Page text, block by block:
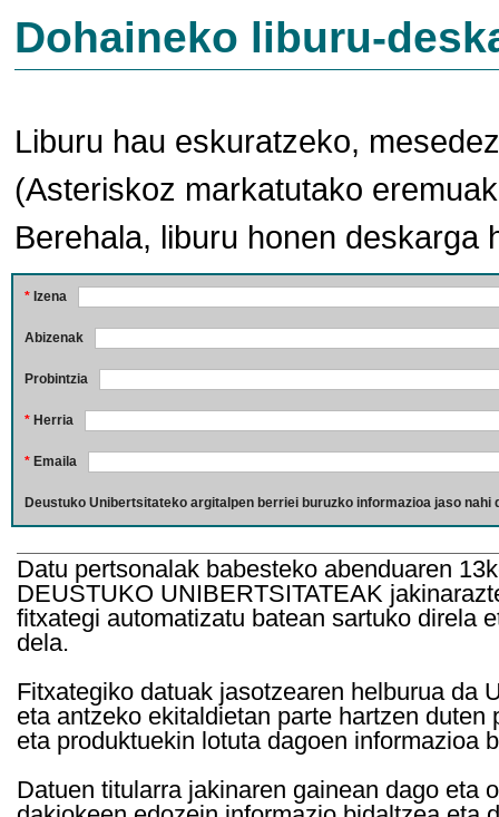
Dohaineko liburu-
Liburu hau eskuratzeko,
(Asteriskoz markatutako
Berehala, liburu honen deskarga
* Izena
Abizenak
Probintzia
* Herria
* Emaila
Deustuko Unibertsitateko argitalpen berriei buruzko informazioa jaso nahi
Datu pertsonalak babesteko abenduaren
DEUSTUKO UNIBERTSITATEAK
fitxategi automatizatu batean sartuko direla
dela.
Fitxategiko datuak jasotzearen helburua da
eta antzeko ekitaldietan parte hartzen
eta produktuekin lotuta dagoen informazioa
Datuen titularra jakinaren gainean dago eta